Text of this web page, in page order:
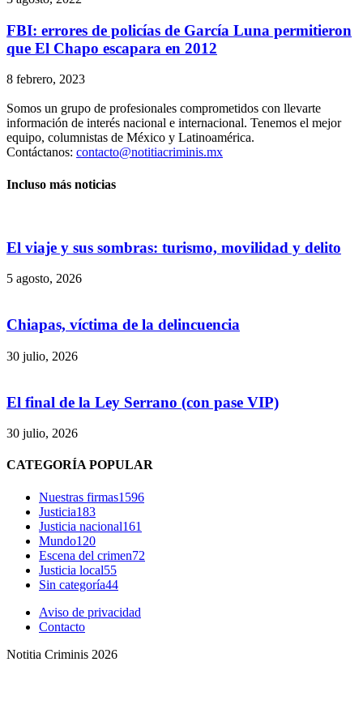
FBI: errores de policías de García Luna permitieron
que El Chapo escapara en 2012
8 febrero, 2023
Somos un grupo de profesionales comprometidos con llevarte
información de interés nacional e internacional. Tenemos el mejor
equipo, columnistas de México y Latinoamérica.
Contáctanos: contacto@notitiacriminis.mx
Incluso más noticias
El viaje y sus sombras: turismo, movilidad y delito
5 agosto, 2026
Chiapas, víctima de la delincuencia
30 julio, 2026
El final de la Ley Serrano (con pase VIP)
30 julio, 2026
CATEGORÍA POPULAR
Nuestras firmas1596
Justicia183
Justicia nacional161
Mundo120
Escena del crimen72
Justicia local55
Sin categoría44
Aviso de privacidad
Contacto
Notitia Criminis 2026